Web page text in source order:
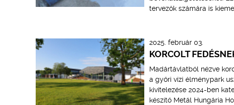
tervezők számára is
2025. február 03.
KORCOLT
Madártávlatból nézve
a győri vízi élménypark
kivitelezése 2024-ben
készítő Metál Hungária